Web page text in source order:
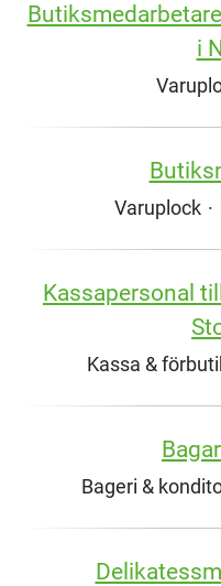
i
Varuplock ·
Kassapersonal
Kassa &
Bageri &